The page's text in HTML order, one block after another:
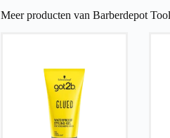
Meer producten van Barberdepot